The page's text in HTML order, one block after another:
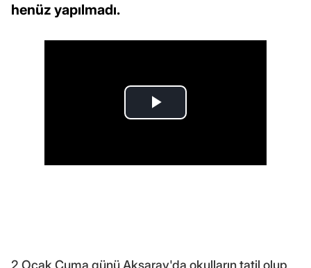
henüz yapılmadı.
2 Ocak Cuma günü Aksaray'da okulların tatil olup